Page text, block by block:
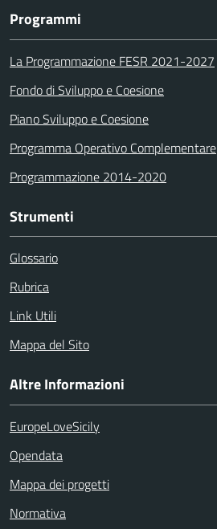
Programmi
La Programmazione FESR 2021-2027
Fondo di Sviluppo e Coesione
Piano Sviluppo e Coesione
Programma Operativo Complementare
Programmazione 2014-2020
Strumenti
Glossario
Rubrica
Link Utili
Mappa del Sito
Altre Informazioni
EuropeLoveSicily
Opendata
Mappa dei progetti
Normativa